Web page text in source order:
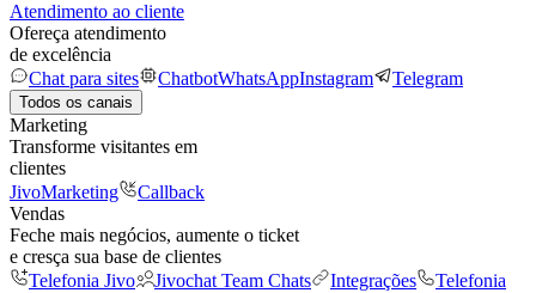
Atendimento ao cliente
Ofereça atendimento
de excelência
Chat para sites
ChatbotWhatsAppInstagram Telegram
Todos os canais
Marketing
Transforme visitantes em
clientes
JivoMarketing
Callback
Vendas
Feche mais negócios, aumente o ticket
e cresça sua base de clientes
Telefonia Jivo
Jivochat Team Chats Integrações
Telefonia